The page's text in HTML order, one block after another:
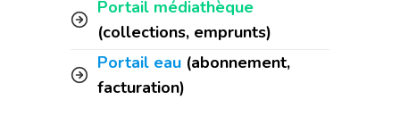
Portail médiathèque
(collections, emprunts)
Portail eau (abonnement,
facturation)